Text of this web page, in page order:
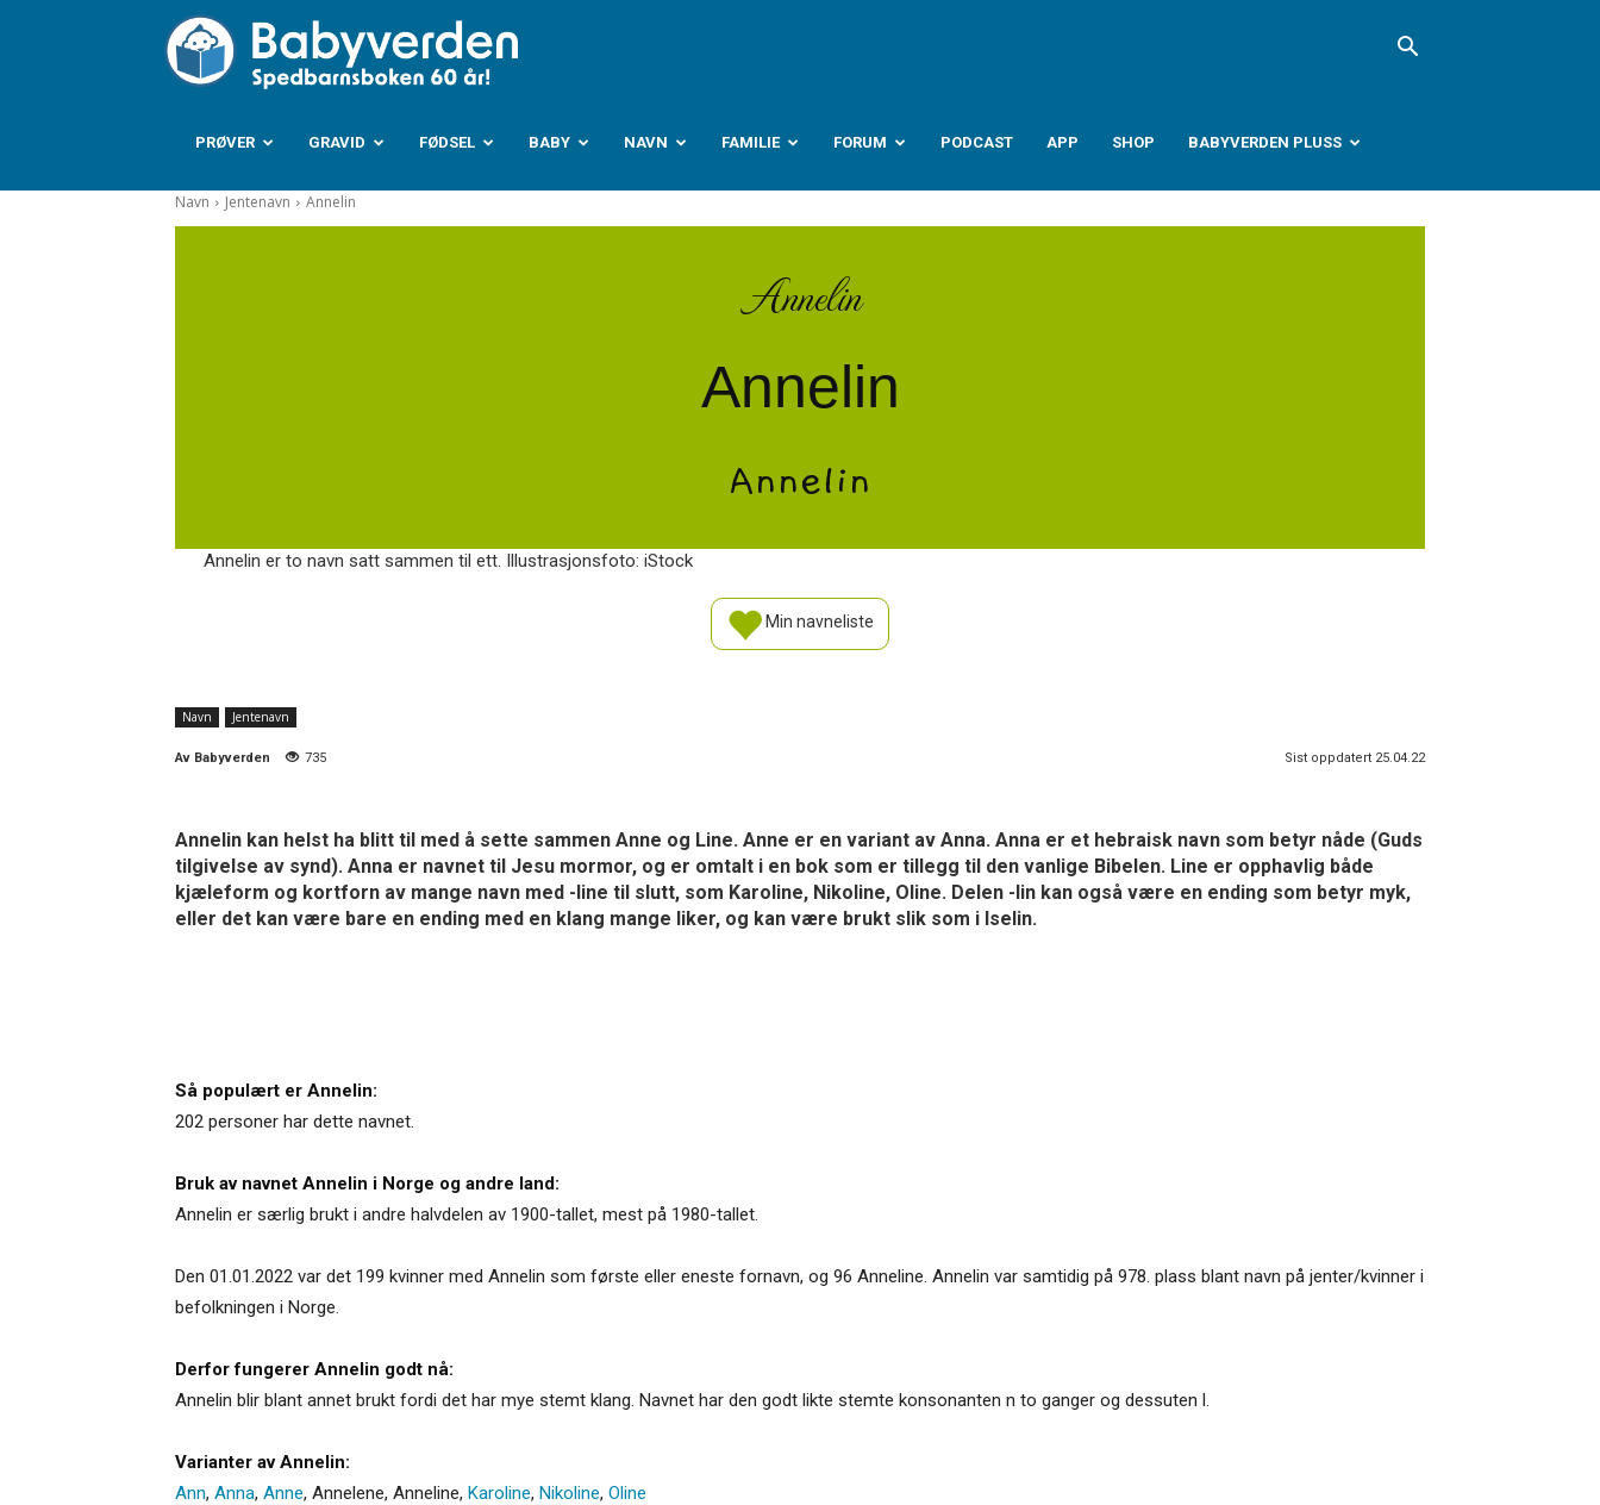
Babyverden.no
PRØVER GRAVID FØDSEL BABY NAVN FAMILIE FORUM PODCAST APP SHOP BABYVERDEN PLUSS
Navn Jentenavn Annelin
Annelin
Annelin
Annelin
Annelin er to navn satt sammen til ett. Illustrasjonsfoto: iStock
Min navneliste
Navn Jentenavn
Av Babyverden 735 Sist oppdatert 25.04.22
Annelin kan helst ha blitt til med å sette sammen Anne og Line. Anne er en variant av Anna. Anna er et hebraisk navn som betyr nåde (Guds
tilgivelse av synd). Anna er navnet til Jesu mormor, og er omtalt i en bok som er tillegg til den vanlige Bibelen. Line er opphavlig både
kjæleform og kortforn av mange navn med -line til slutt, som Karoline, Nikoline, Oline. Delen -lin kan også være en ending som betyr myk,
eller det kan være bare en ending med en klang mange liker, og kan være brukt slik som i Iselin.
Så populært er Annelin:
202 personer har dette navnet.
Bruk av navnet Annelin i Norge og andre land:
Annelin er særlig brukt i andre halvdelen av 1900-tallet, mest på 1980-tallet.
Den 01.01.2022 var det 199 kvinner med Annelin som første eller eneste fornavn, og 96 Anneline. Annelin var samtidig på 978. plass blant navn på jenter/kvinner i
befolkningen i Norge.
Derfor fungerer Annelin godt nå:
Annelin blir blant annet brukt fordi det har mye stemt klang. Navnet har den godt likte stemte konsonanten n to ganger og dessuten l.
Varianter av Annelin:
Ann, Anna, Anne, Annelene, Anneline, Karoline, Nikoline, Oline